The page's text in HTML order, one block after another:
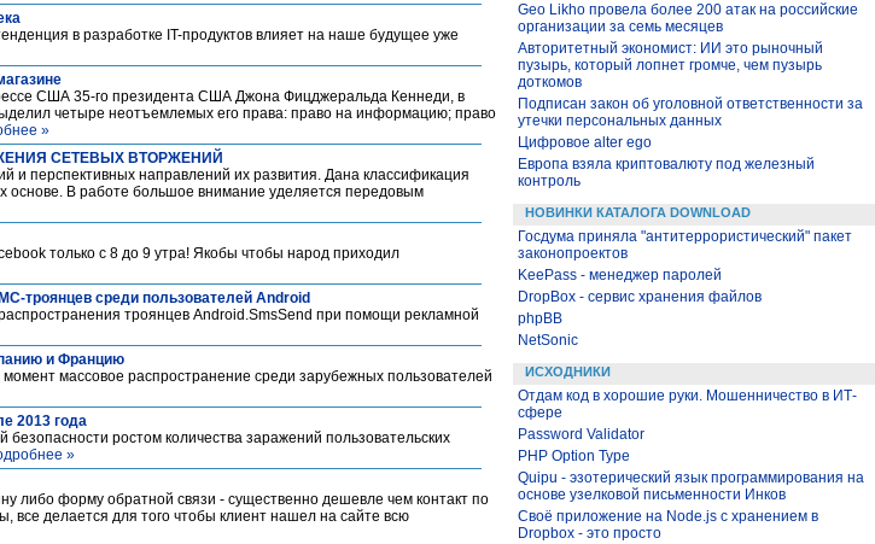
в разработке IT-продуктов влияет на наше будущее уже
США 35‑го президента США Джона Фицджеральда Кеннеди, в
четыре неотъемлемых его права: право на информацию; право
»
СЕТЕВЫХ ВТОРЖЕНИЙ
перспективных направлений их развития. Дана классификация
основе. В работе большое внимание уделяется передовым
только с 8 до 9 утра! Якобы чтобы народ приходил
троянцев среди пользователей Android
троянцев Android.SmsSend при помощи рекламной
и Францию
массовое распространение среди зарубежных пользователей
2013 года
ростом количества заражений пользовательских
»
либо форму обратной связи - существенно дешевле чем контакт по
делается для того чтобы клиент нашел на сайте всю
Geo Likho провела более 200 атак на российские
организации за семь месяцев
Авторитетный экономист: ИИ это рыночный
пузырь, который лопнет громче, чем пузырь
доткомов
Подписан закон об уголовной ответственности за
утечки персональных данных
Цифровое alter ego
Европа взяла криптовалюту под железный
контроль
НОВИНКИ КАТАЛОГА DOWNLOAD
Госдума приняла "антитеррористический" пакет
законопроектов
KeePass - менеджер паролей
DropBox - сервис хранения файлов
phpBB
NetSonic
ИСХОДНИКИ
Отдам код в хорошие руки. Мошенничество в ИТ-
сфере
Password Validator
PHP Option Type
Quipu - эзотерический язык программирования на
основе узелковой письменности Инков
Своё приложение на Node.js с хранением в
Dropbox - это просто